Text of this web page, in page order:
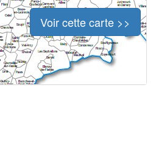
Voir cette carte >>